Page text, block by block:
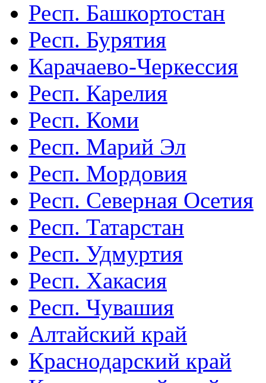
Респ. Башкортостан
Респ. Бурятия
Карачаево-Черкессия
Респ. Карелия
Респ. Коми
Респ. Марий Эл
Респ. Мордовия
Респ. Северная Осетия
Респ. Татарстан
Респ. Удмуртия
Респ. Хакасия
Респ. Чувашия
Алтайский край
Краснодарский край